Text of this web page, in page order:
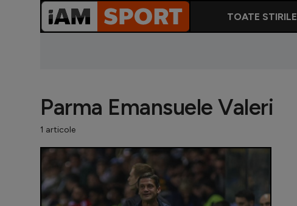
TOATE STIRILE
Parma Emansuele Valeri
1 articole